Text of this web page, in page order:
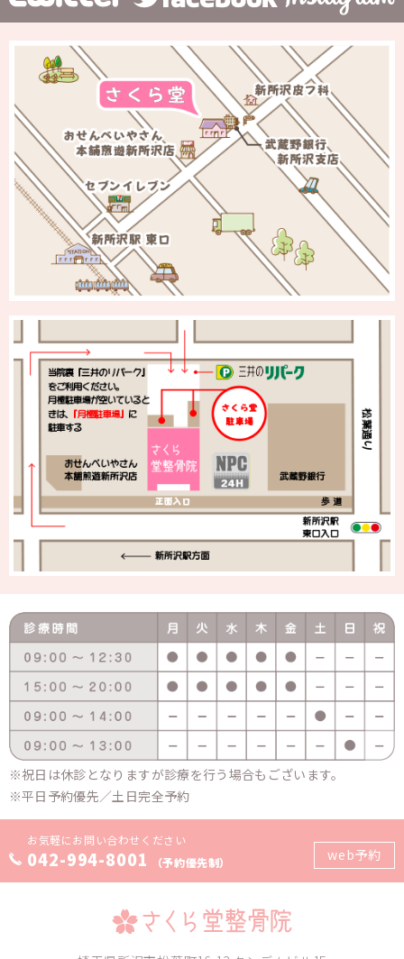
祝日は休診となりますが診療を行う場合もございます。
平日予約優先／土日完全予約
お気軽にお問い合わせください
042-994-8001 （予約優先制） web予約